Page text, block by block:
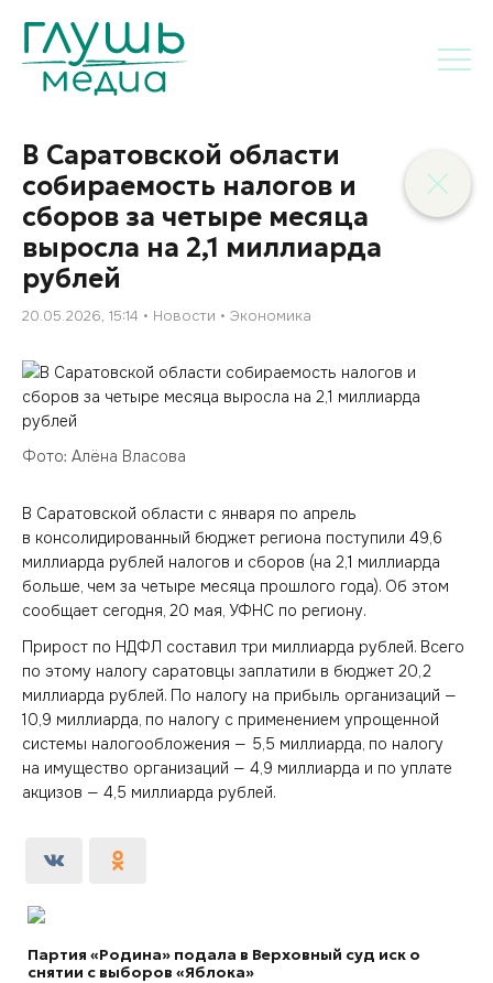
В Саратовской области
собираемость налогов и
сборов за четыре месяца
выросла на 2,1 миллиарда
рублей
20.05.2026, 15:14 Новости Экономика
Фото: Алёна Власова
В Саратовской области с января по апрель
в консолидированный бюджет региона поступили 49,6
миллиарда рублей налогов и сборов (на 2,1 миллиарда
больше, чем за четыре месяца прошлого года). Об этом
сообщает сегодня, 20 мая, УФНС по региону.
Прирост по НДФЛ составил три миллиарда рублей. Всего
по этому налогу саратовцы заплатили в бюджет 20,2
миллиарда рублей. По налогу на прибыль организаций —
10,9 миллиарда, по налогу с применением упрощенной
системы налогообложения — 5,5 миллиарда, по налогу
на имущество организаций — 4,9 миллиарда и по уплате
акцизов — 4,5 миллиарда рублей.
Партия «Родина» подала в Верховный суд иск о
снятии с выборов «Яблока»